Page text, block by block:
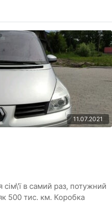
11.07.2021
в самий раз, потужний
500 тис. км. Коробка